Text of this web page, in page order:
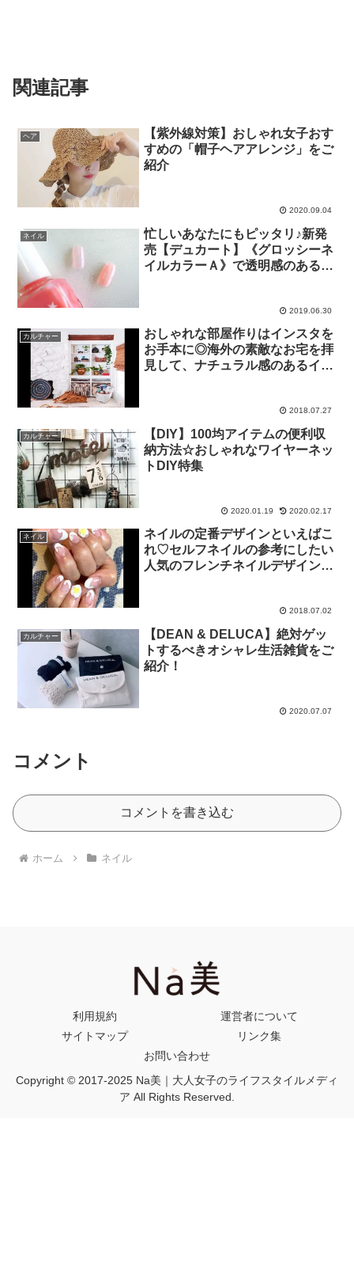
関連記事
ヘア
【紫外線対策】おしゃれ女子おす
すめの「帽子ヘアアレンジ」をご
紹介
2020.09.04
ネイル
忙しいあなたにもピッタリ♪新発
売【デュカート】《グロッシーネ
イルカラーＡ》で透明感のあるナ
2019.06.30
カルチャー
おしゃれな部屋作りはインスタを
お手本に◎海外の素敵なお宅を拝
見して、ナチュラル感のあるイン
2018.07.27
カルチャー
【DIY】100均アイテムの便利収
納方法☆おしゃれなワイヤーネッ
トDIY特集
2020.01.19 2020.02.17
ネイル
ネイルの定番デザインといえばこ
れ♡セルフネイルの参考にしたい
人気のフレンチネイルデザインを
2018.07.02
カルチャー
【DEAN & DELUCA】絶対ゲッ
トするべきオシャレ生活雑貨をご
紹介！
2020.07.07
コメント
コメントを書き込む
ホーム ネイル
利用規約
運営者について
サイトマップ
リンク集
お問い合わせ
Copyright © 2017-2025 Na美｜大人女子のライフスタイルメディ
ア All Rights Reserved.